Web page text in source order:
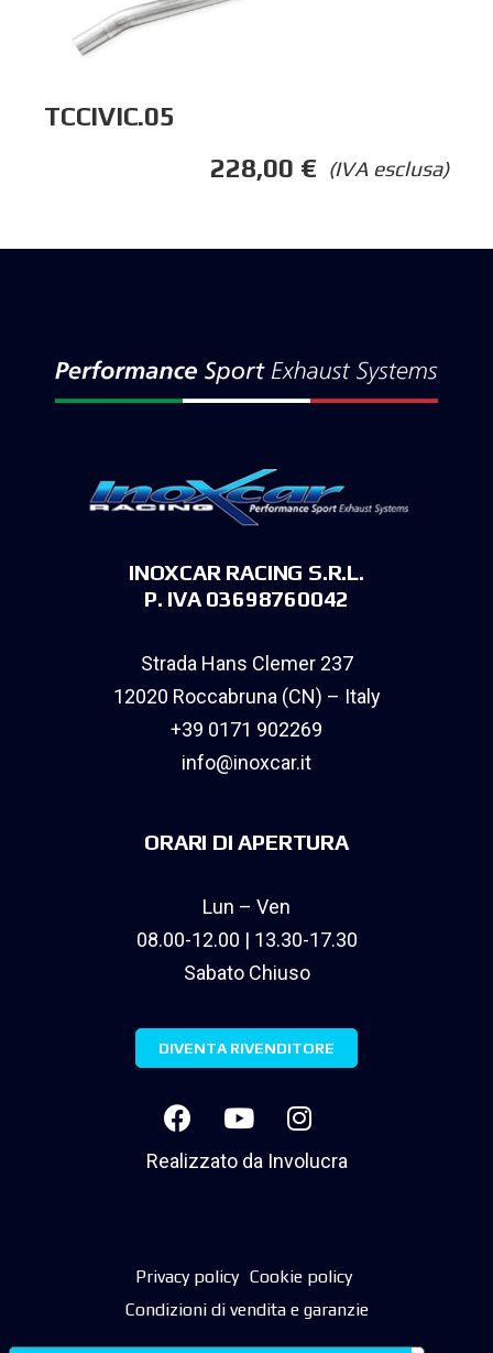
TCCIVIC.05
(IVA esclusa)
228,00 €
INOXCAR RACING S.R.L.
P. IVA 03698760042
Strada Hans Clemer 237
12020 Roccabruna (CN) – Italy
+39 0171 902269
info@inoxcar.it
ORARI DI APERTURA
Lun – Ven
08.00-12.00 | 13.30-17.30
Sabato Chiuso
DIVENTA RIVENDITORE
Realizzato da Involucra
Privacy policy Cookie policy
Condizioni di vendita e garanzie